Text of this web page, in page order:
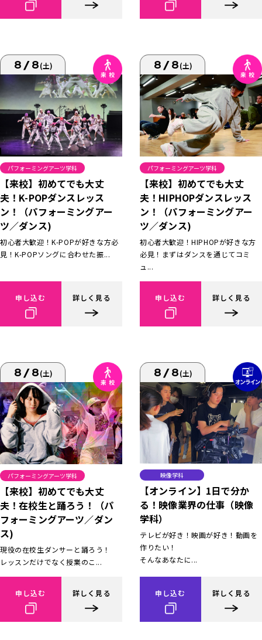
8/8(土)
パフォーミングアーツ学科
【来校】初めてでも大丈
夫！K-POPダンスレッス
ン！（パフォーミングアー
ツ／ダンス)
初心者大歓迎！K-POPが好きな方必
見！K-POPソングに合わせた振...
申し込む 詳しく見る
8/8(土)
パフォーミングアーツ学科
【来校】初めてでも大丈
夫！HIPHOPダンスレッス
ン！（パフォーミングアー
ツ／ダンス)
初心者大歓迎！HIPHOPが好きな方
必見！まずはダンスを通じてコミ
ュ...
申し込む 詳しく見る
8/8(土)
パフォーミングアーツ学科
【来校】初めてでも大丈
夫！在校生と踊ろう！（パ
フォーミングアーツ／ダン
ス)
現役の在校生ダンサーと踊ろう！
レッスンだけでなく授業のこ...
申し込む 詳しく見る
8/8(土)
映像学科
【オンライン】1日で分か
る！映像業界の仕事（映像
学科）
テレビが好き！映画が好き！動画を
作りたい！
そんなあなたに...
申し込む 詳しく見る